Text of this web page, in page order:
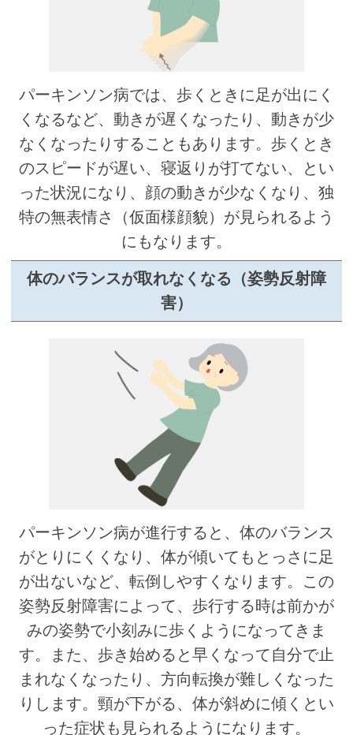
パーキンソン病では、歩くときに足が出にく
くなるなど、動きが遅くなったり、動きが少
なくなったりすることもあります。歩くとき
のスピードが遅い、寝返りが打てない、とい
った状況になり、顔の動きが少なくなり、独
特の無表情さ（仮面様顔貌）が見られるよう
にもなります。
体のバランスが取れなくなる（姿勢反射障
害）
パーキンソン病が進行すると、体のバランス
がとりにくくなり、体が傾いてもとっさに足
が出ないなど、転倒しやすくなります。この
姿勢反射障害によって、歩行する時は前かが
みの姿勢で小刻みに歩くようになってきま
す。また、歩き始めると早くなって自分で止
まれなくなったり、方向転換が難しくなった
りします。頸が下がる、体が斜めに傾くとい
った症状も見られるようになります。